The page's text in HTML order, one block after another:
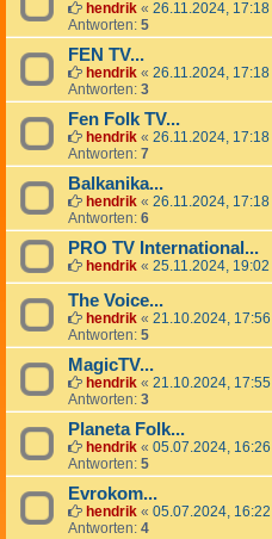
hendrik « 26.11.2024, 17:18
Antworten: 5
FEN TV...
hendrik « 26.11.2024, 17:18
Antworten: 3
Fen Folk TV...
hendrik « 26.11.2024, 17:18
Antworten: 7
Balkanika...
hendrik « 26.11.2024, 17:18
Antworten: 6
PRO TV International...
hendrik « 25.11.2024, 19:02
The Voice...
hendrik « 21.10.2024, 17:56
Antworten: 5
MagicTV...
hendrik « 21.10.2024, 17:55
Antworten: 3
Planeta Folk...
hendrik « 05.07.2024, 16:26
Antworten: 5
Evrokom...
hendrik « 05.07.2024, 16:22
Antworten: 4